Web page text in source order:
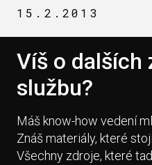
15.2.2013
Víš o dalších
službu?
Máš know-how vedení
Znáš materiály, které
Všechny zdroje, které